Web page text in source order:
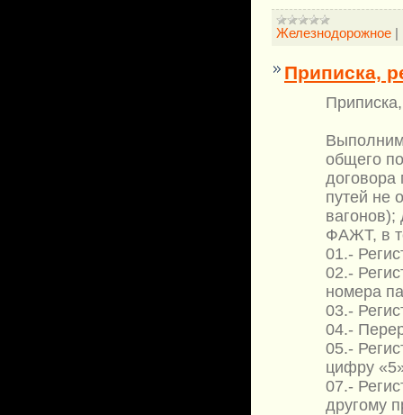
Железнодорожное |
Приписка,
общего
договора
путей не
ФАЖТ, в
01.-
02.-
номера
03.-
04.-
05.-
цифру
07.-
другому